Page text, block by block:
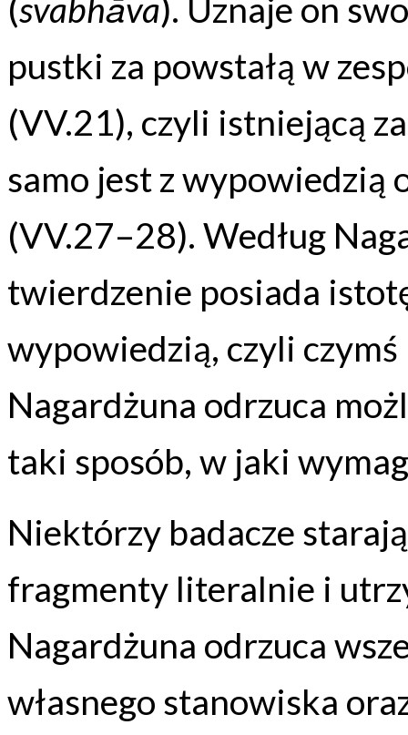
(svabhāva). Uznaje on
pustki za powstałą w
(VV.21), czyli istniejącą
samo jest z wypowiedzią
(VV.27–28). Według
twierdzenie posiada
wypowiedzią, czyli
Nagardżuna odrzuca
taki sposób, w jaki
Niektórzy badacze starają
fragmenty literalnie i
Nagardżuna odrzuca
własnego stanowiska